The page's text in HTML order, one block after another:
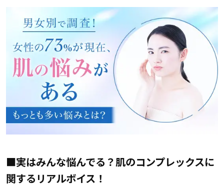
■実はみんな悩んでる？肌のコンプレックスに
関するリアルボイス！